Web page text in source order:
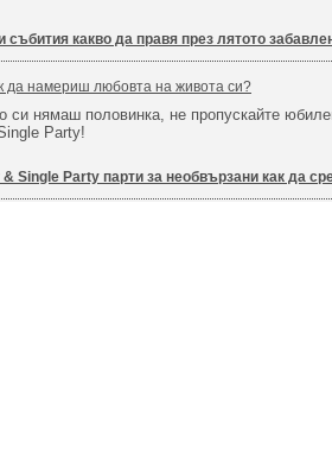
събития какво да правя през лятото
да намериш любовта на живота си?
си нямаш половинка, не пропускайте
Party!
& Single Party парти за необвързани как да